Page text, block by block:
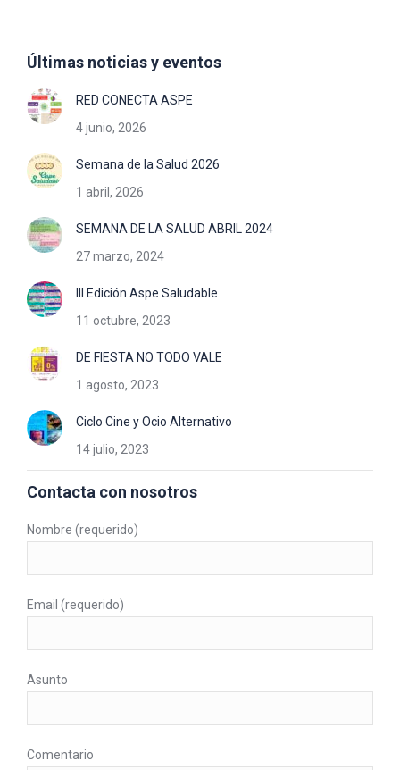
Últimas noticias y eventos
RED CONECTA ASPE
4 junio, 2026
Semana de la Salud 2026
1 abril, 2026
SEMANA DE LA SALUD ABRIL 2024
27 marzo, 2024
III Edición Aspe Saludable
11 octubre, 2023
DE FIESTA NO TODO VALE
1 agosto, 2023
Ciclo Cine y Ocio Alternativo
14 julio, 2023
Contacta con nosotros
Nombre (requerido)
Email (requerido)
Asunto
Comentario